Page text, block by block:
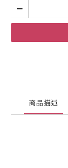
商品描述